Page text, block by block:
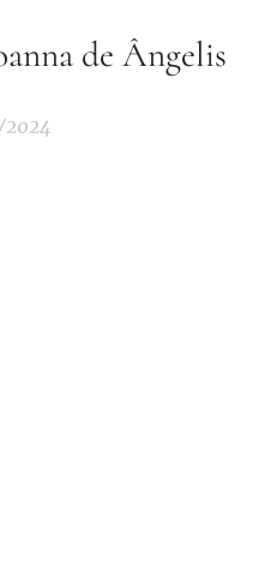
de Ângelis